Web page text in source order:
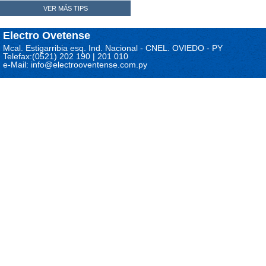
VER MÁS TIPS
Electro Ovetense
Mcal. Estigarribia esq. Ind. Nacional - CNEL. OVIEDO - PY
Telefax:(0521) 202 190 | 201 010
e-Mail: info@electrooventense.com.py